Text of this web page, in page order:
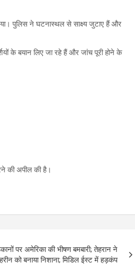
पुलिस ने घटनास्थल से साक्ष्य जुटाए हैं और
के बयान लिए जा रहे हैं और जांच पूरी होने के
की अपील की है।
पर अमेरिका की भीषण बमबारी; तेहरान ने
को बनाया निशाना; मिडिल ईस्ट में हड़कंप